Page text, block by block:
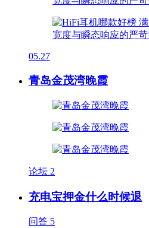
05.27
青岛金茂湾晚霞
论坛 2
充电宝押金什么时候退
问答 5